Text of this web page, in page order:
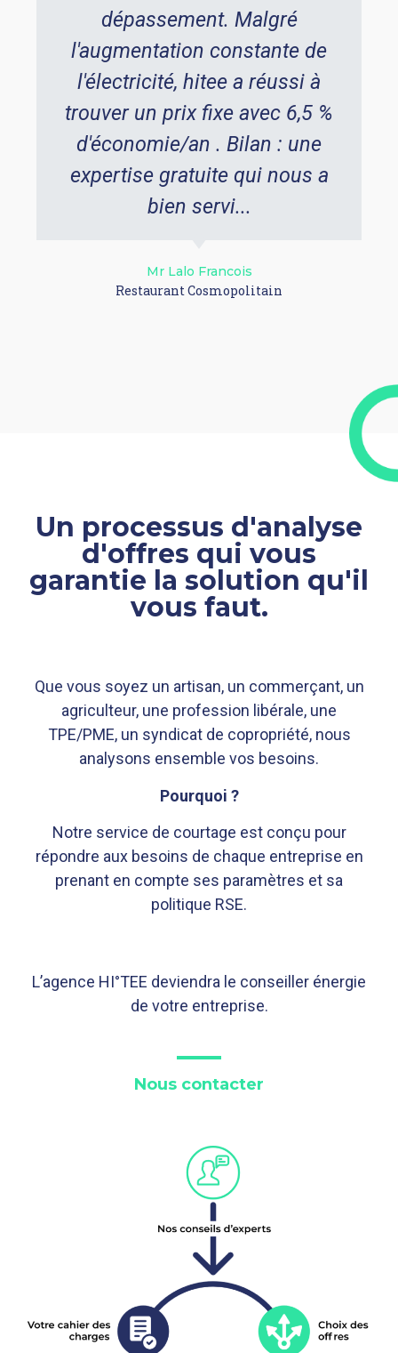
dépassement. Malgré
l'augmentation constante de
l'électricité, hitee a réussi à
trouver un prix fixe avec 6,5 %
d'économie/an . Bilan : une
expertise gratuite qui nous a
bien servi...
Mr Lalo Francois
Restaurant Cosmopolitain
Un processus d'analyse
d'offres qui vous
garantie la solution qu'il
vous faut.
Que vous soyez un artisan, un commerçant, un
agriculteur, une profession libérale, une
TPE/PME, un syndicat de copropriété, nous
analysons ensemble vos besoins.
Pourquoi ?
Notre service de courtage est conçu pour
répondre aux besoins de chaque entreprise en
prenant en compte ses paramètres et sa
politique RSE.
L’agence HI°TEE deviendra le conseiller énergie
de votre entreprise.
Nous contacter